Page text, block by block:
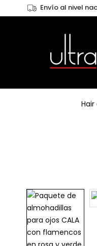
Envío al nivel